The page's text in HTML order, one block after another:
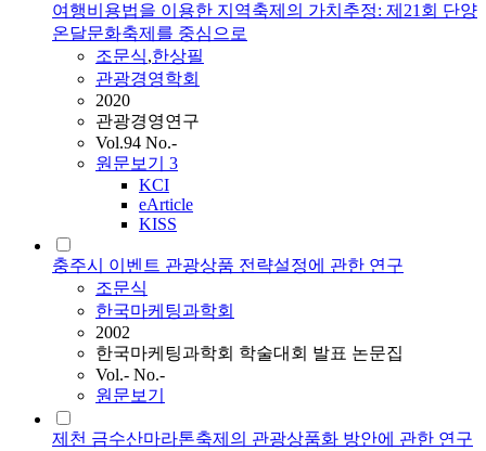
여행비용법을 이용한 지역축제의 가치추정: 제21회 단양
온달문화축제를 중심으로
조문식,한상필
관광경영학회
2020
관광경영연구
Vol.94 No.-
원문보기 3
KCI
eArticle
KISS
충주시 이벤트 관광상품 전략설정에 관한 연구
조문식
한국마케팅과학회
2002
한국마케팅과학회 학술대회 발표 논문집
Vol.- No.-
원문보기
제천 금수산마라톤축제의 관광상품화 방안에 관한 연구